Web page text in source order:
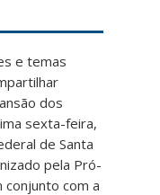
e temas
dos
sexta-feira,
de Santa
pela Pró-
conjunto com a